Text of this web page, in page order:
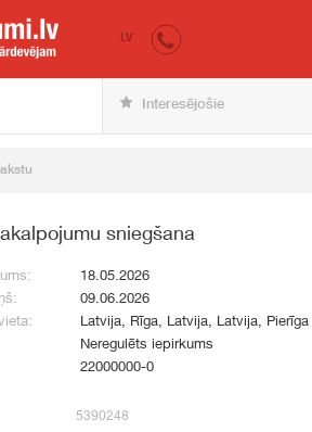
iepirkumi.lv
LV
Interesējošie
sniegšana
18.05.2026
09.06.2026
Latvija, Rīga, Latvija, Latvija, Pierīga
Neregulēts iepirkums
22000000-0
5390248